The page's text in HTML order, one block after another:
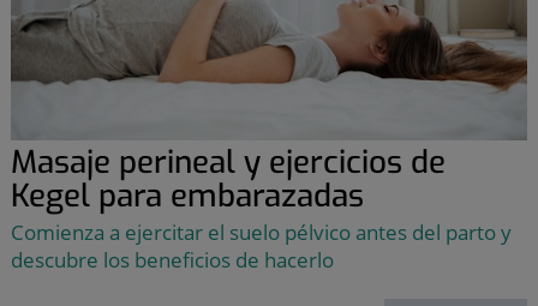
Masaje perineal y ejercicios de
Kegel para embarazadas
Comienza a ejercitar el suelo pélvico antes del parto y
descubre los beneficios de hacerlo